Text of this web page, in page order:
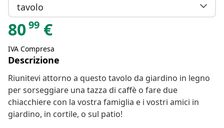
tavolo
8099 €
IVA Compresa
Descrizione
Riunitevi attorno a questo tavolo da giardino in legno
per sorseggiare una tazza di caffè o fare due
chiacchiere con la vostra famiglia e i vostri amici in
giardino, in cortile, o sul patio!